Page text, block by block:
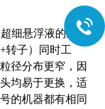
细悬浮液的生
转子）同时工
径分布更窄，因
均易于更换，适
的机器都有相同